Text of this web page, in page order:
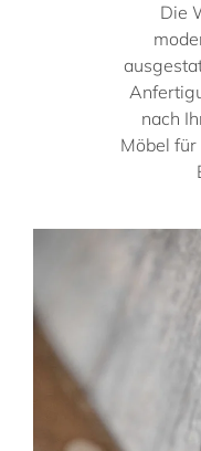
Die
nach
Möbel für